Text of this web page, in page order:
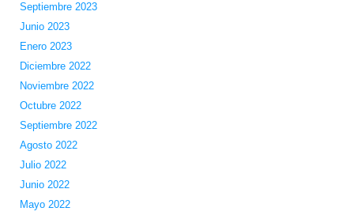
Septiembre 2023
Junio 2023
Enero 2023
Diciembre 2022
Noviembre 2022
Octubre 2022
Septiembre 2022
Agosto 2022
Julio 2022
Junio 2022
Mayo 2022